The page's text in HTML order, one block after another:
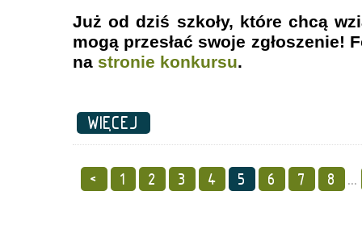
Już od dziś szkoły, które chcą
mogą przesłać swoje zgłoszenie!
na stronie konkursu.
WIĘCEJ
< 1 2 3 4 5 6 7 8 ...